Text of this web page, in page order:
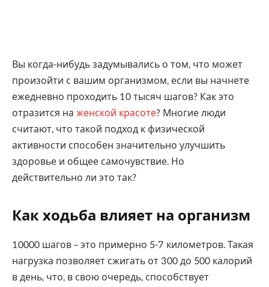
Вы когда-нибудь задумывались о том, что может
произойти с вашим организмом, если вы начнете
ежедневно проходить 10 тысяч шагов? Как это
отразится на женской красоте? Многие люди
считают, что такой подход к физической
активности способен значительно улучшить
здоровье и общее самочувствие. Но
действительно ли это так?
Как ходьба влияет на организм
10000 шагов – это примерно 5-7 километров. Такая
нагрузка позволяет сжигать от 300 до 500 калорий
в день, что, в свою очередь, способствует